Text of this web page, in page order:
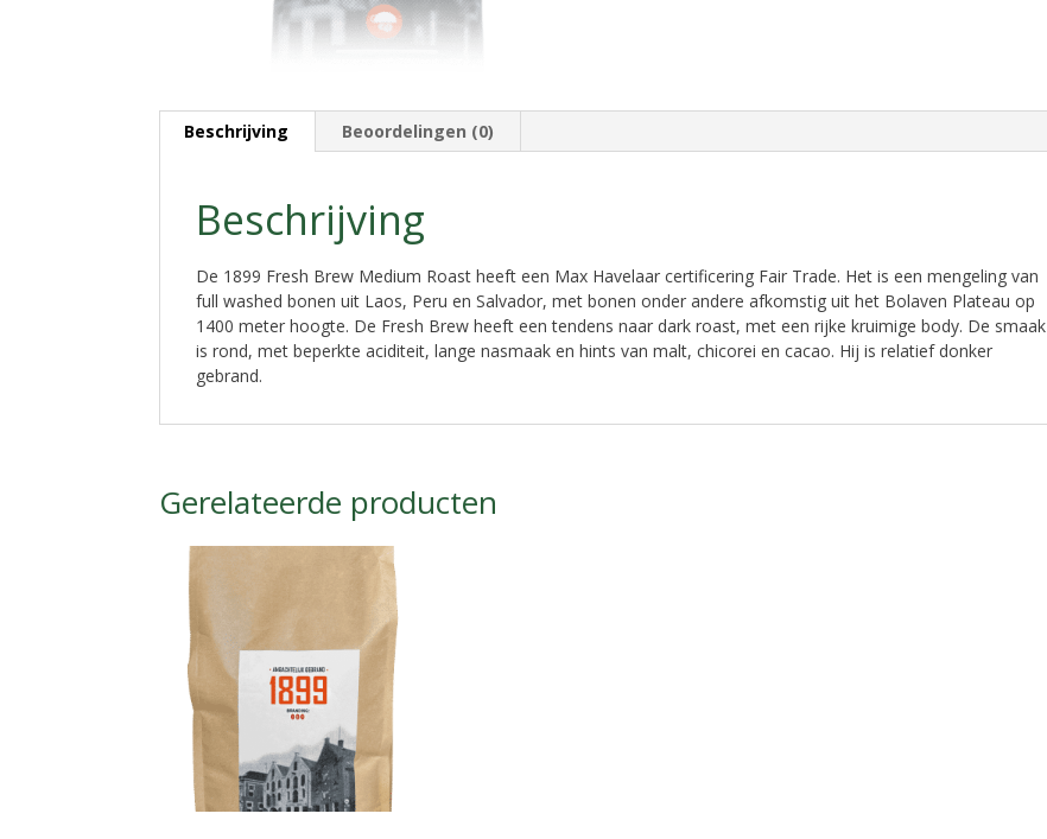
Beschrijving Beoordelingen (0)
Beschrijving
De 1899 Fresh Brew Medium Roast heeft een Max Havelaar certificering Fair Trade. Het is een mengeling van
full washed bonen uit Laos, Peru en Salvador, met bonen onder andere afkomstig uit het Bolaven Plateau op
1400 meter hoogte. De Fresh Brew heeft een tendens naar dark roast, met een rijke kruimige body. De smaak
is rond, met beperkte aciditeit, lange nasmaak en hints van malt, chicorei en cacao. Hij is relatief donker
gebrand.
Gerelateerde producten